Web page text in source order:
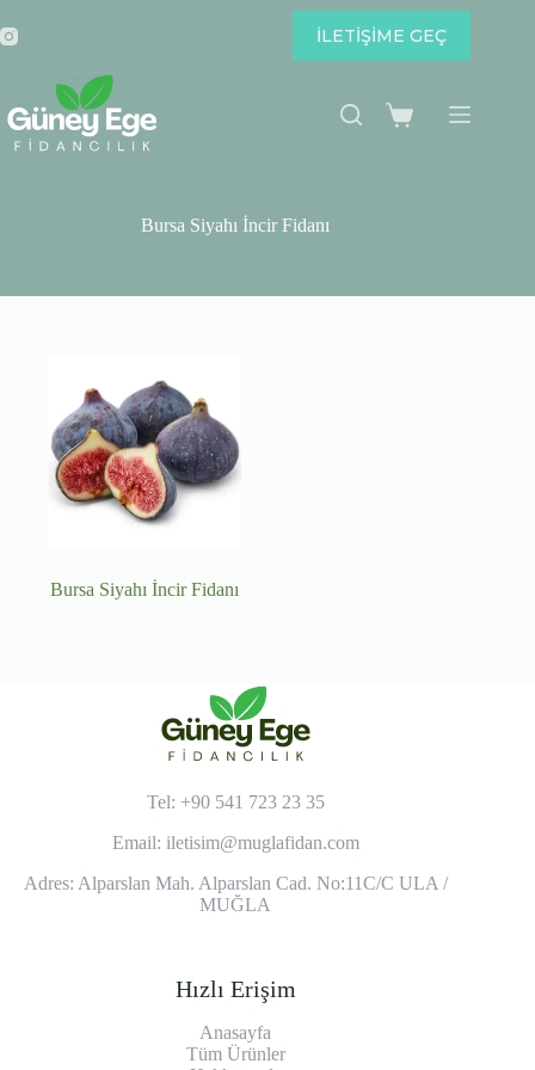
to
content
İLETİŞİME GEÇ
Shopping
Bursa Siyahı İncir Fidanı
Bursa Siyahı İncir Fidanı
Tel: +90 541 723 23 35
Email: iletisim@muglafidan.com
Adres: Alparslan Mah. Alparslan Cad. No:11C/C ULA /
MUĞLA
Hızlı Erişim
Anasayfa
Tüm Ürünler